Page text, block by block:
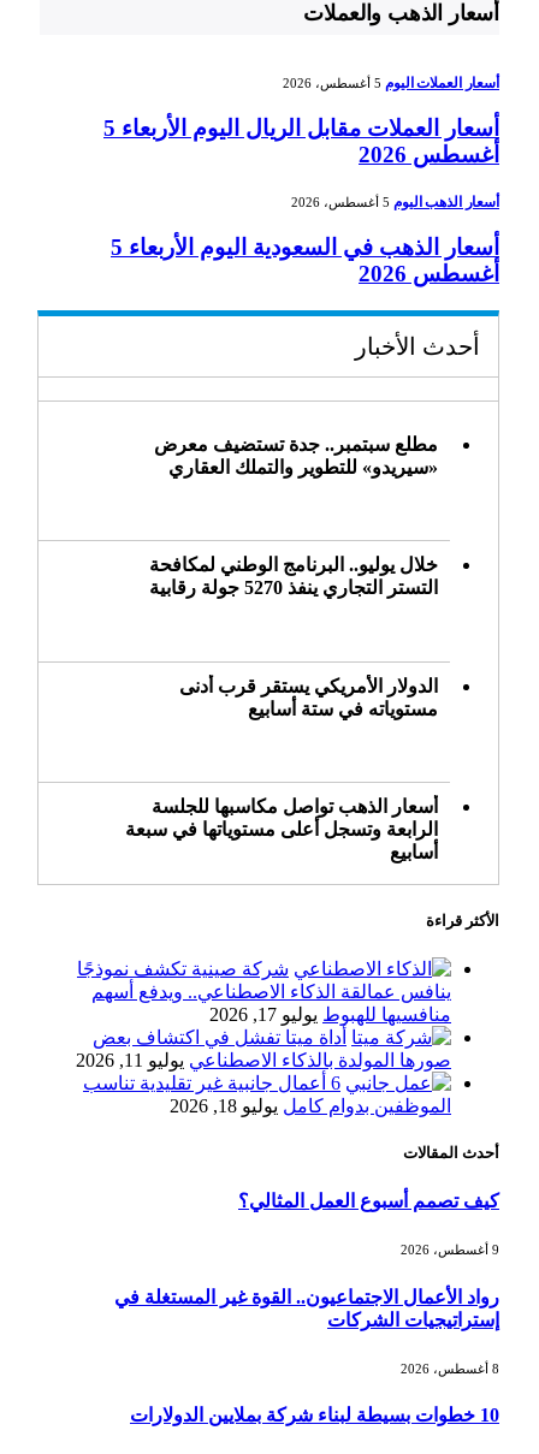
أسعار الذهب والعملات
أسعار العملات اليوم 5 أغسطس، 2026
أسعار العملات مقابل الريال اليوم الأربعاء 5
أغسطس 2026
أسعار الذهب اليوم 5 أغسطس، 2026
أسعار الذهب في السعودية اليوم الأربعاء 5
أغسطس 2026
أحدث الأخبار
مطلع سبتمبر.. جدة تستضيف معرض
«سيريدو» للتطوير والتملك العقاري
خلال يوليو.. البرنامج الوطني لمكافحة
التستر التجاري ينفذ 5270 جولة رقابية
الدولار الأمريكي يستقر قرب أدنى
مستوياته في ستة أسابيع
أسعار الذهب تواصل مكاسبها للجلسة
الرابعة وتسجل أعلى مستوياتها في سبعة
أسابيع
أسعار النفط ترتفع وسط ترقب نتائج
«طيران الرياض» يدشن أولى رحلاته إلى
مومباي ويضيف الوجهة التشغيلية الثامنة
مزاولة الأنشطة المالية عابرة الحدود
تطوير للبيئة الاستثمارية
الذهب يسجل أعلى مستوى في أسبوعين
بدعم من تراجع الدولار
الدولار الأمريكي يتراجع قرب أدنى
مستوياته في ستة أسابيع وسط تفاؤل
الأكثر قراءة
شركة صينية تكشف نموذجًا
ينافس عمالقة الذكاء الاصطناعي.. ويدفع أسهم
منافسيها للهبوط يوليو 17, 2026
أداة ميتا تفشل في اكتشاف بعض
صورها المولدة بالذكاء الاصطناعي يوليو 11, 2026
6 أعمال جانبية غير تقليدية تناسب
الموظفين بدوام كامل يوليو 18, 2026
أحدث المقالات
كيف تصمم أسبوع العمل المثالي؟
9 أغسطس، 2026
رواد الأعمال الاجتماعيون.. القوة غير المستغلة في
إستراتيجيات الشركات
8 أغسطس، 2026
10 خطوات بسيطة لبناء شركة بملايين الدولارات